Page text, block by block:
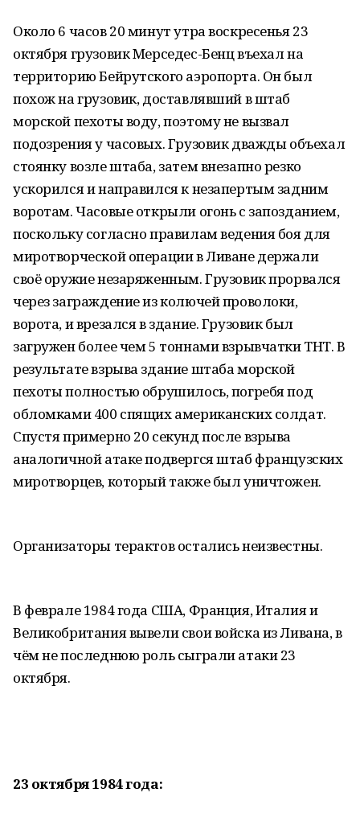
Около 6 часов 20 минут утра воскресенья 23
октября грузовик Мерседес-Бенц въехал на
территорию Бейрутского аэропорта. Он был
похож на грузовик, доставлявший в штаб
морской пехоты воду, поэтому не вызвал
подозрения у часовых. Грузовик дважды объехал
стоянку возле штаба, затем внезапно резко
ускорился и направился к незапертым задним
воротам. Часовые открыли огонь с запозданием,
поскольку согласно правилам ведения боя для
миротворческой операции в Ливане держали
своё оружие незаряженным. Грузовик прорвался
через заграждение из колючей проволоки,
ворота, и врезался в здание. Грузовик был
загружен более чем 5 тоннами взрывчатки ТНТ. В
результате взрыва здание штаба морской
пехоты полностью обрушилось, погребя под
обломками 400 спящих американских солдат.
Спустя примерно 20 секунд после взрыва
аналогичной атаке подвергся штаб французских
миротворцев, который также был уничтожен.
Организаторы терактов остались неизвестны.
В феврале 1984 года США, Франция, Италия и
Великобритания вывели свои войска из Ливана, в
чём не последнюю роль сыграли атаки 23
октября.
23 октября 1984 года: